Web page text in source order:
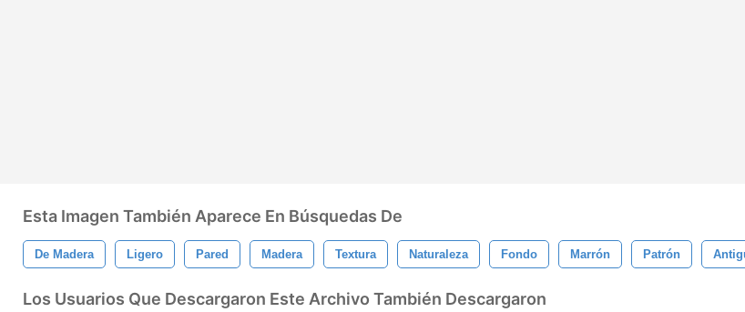
Esta Imagen También Aparece En Búsquedas De
De Madera Ligero Pared Madera Textura Naturaleza Fondo Marrón Patrón
Los Usuarios Que Descargaron Este Archivo También Descargaron